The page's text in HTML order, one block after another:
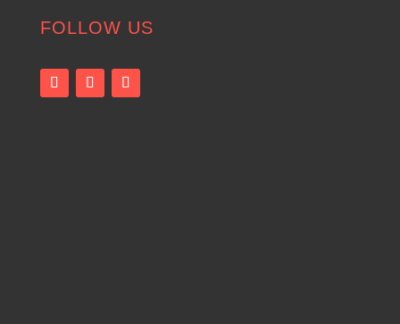
FOLLOW US